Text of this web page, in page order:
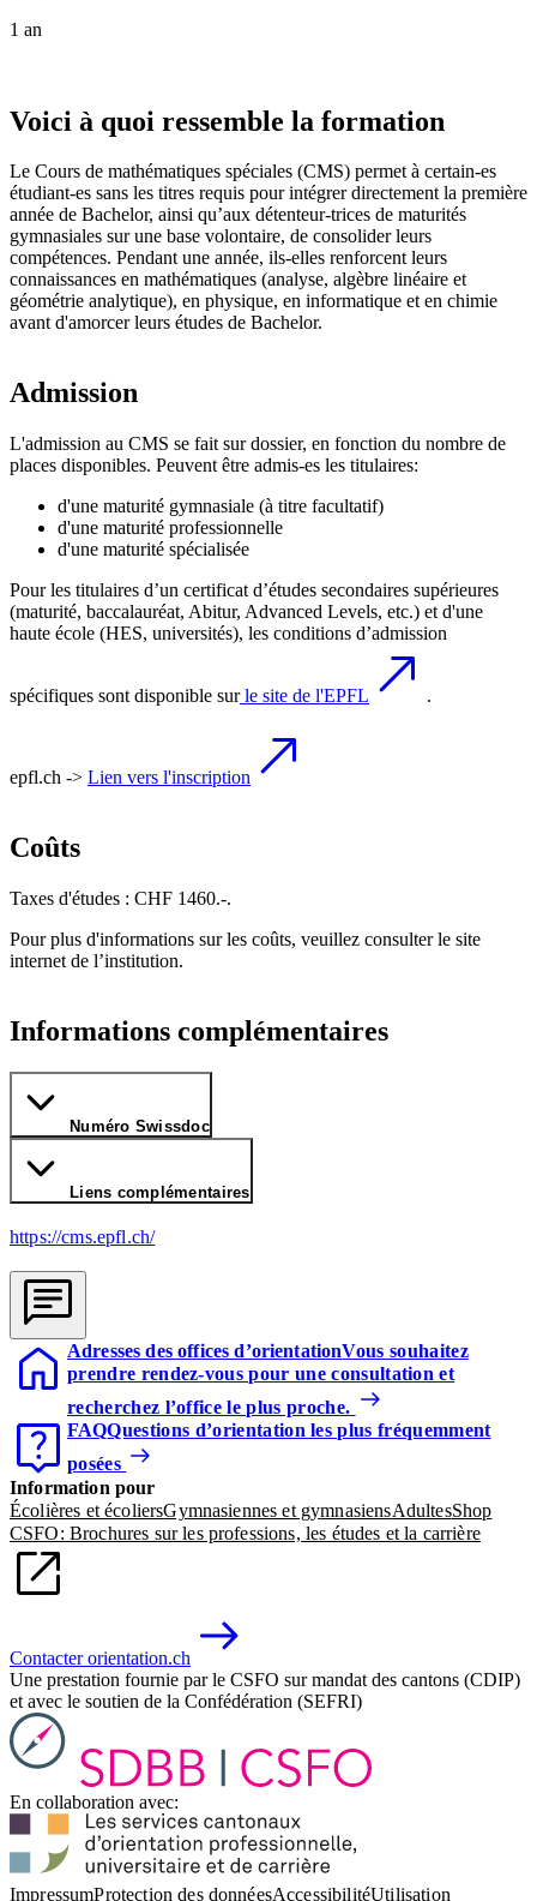
1 an
Voici à quoi ressemble la formation
Le Cours de mathématiques spéciales (CMS) permet à certain-es
étudiant-es sans les titres requis pour intégrer directement la première
année de Bachelor, ainsi qu’aux détenteur-trices de maturités
gymnasiales sur une base volontaire, de consolider leurs
compétences. Pendant une année, ils-elles renforcent leurs
connaissances en mathématiques (analyse, algèbre linéaire et
géométrie analytique), en physique, en informatique et en chimie
avant d'amorcer leurs études de Bachelor.
Admission
L'admission au CMS se fait sur dossier, en fonction du nombre de
places disponibles. Peuvent être admis-es les titulaires:
d'une maturité gymnasiale (à titre facultatif)
d'une maturité professionnelle
d'une maturité spécialisée
Pour les titulaires d’un certificat d’études secondaires supérieures
(maturité, baccalauréat, Abitur, Advanced Levels, etc.) et d'une
haute école (HES, universités), les conditions d’admission
spécifiques sont disponible surle site de l'EPFL .
epfl.ch -> Lien vers l'inscription
Coûts
Taxes d'études : CHF 1460.-.
Pour plus d'informations sur les coûts, veuillez consulter le site
internet de l’institution.
Informations complémentaires
Numéro Swissdoc
Liens complémentaires
https://cms.epfl.ch/
Adresses des offices d’orientationVous souhaitez
prendre rendez-vous pour une consultation et
recherchez l’office le plus proche.
FAQQuestions d’orientation les plus fréquemment
posées
Information pour
Écolières et écoliersGymnasiennes et gymnasiensAdultesShop
CSFO: Brochures sur les professions, les études et la carrière
Contacter orientation.ch
Une prestation fournie par le CSFO sur mandat des cantons (CDIP)
et avec le soutien de la Confédération (SEFRI)
En collaboration avec:
ImpressumProtection des donnéesAccessibilitéUtilisation